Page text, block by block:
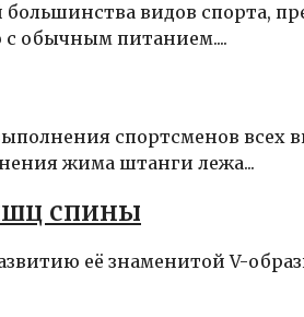
видов спорта,
с обычным питанием....
спортсменов
жима штанги лежа...
спины
её знаменитой V-